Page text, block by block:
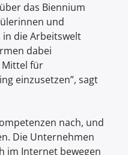
das Biennium
und
die Arbeitswelt
dabei
für
einzusetzen”, sagt
nach, und
Die Unternehmen
im Internet bewegen